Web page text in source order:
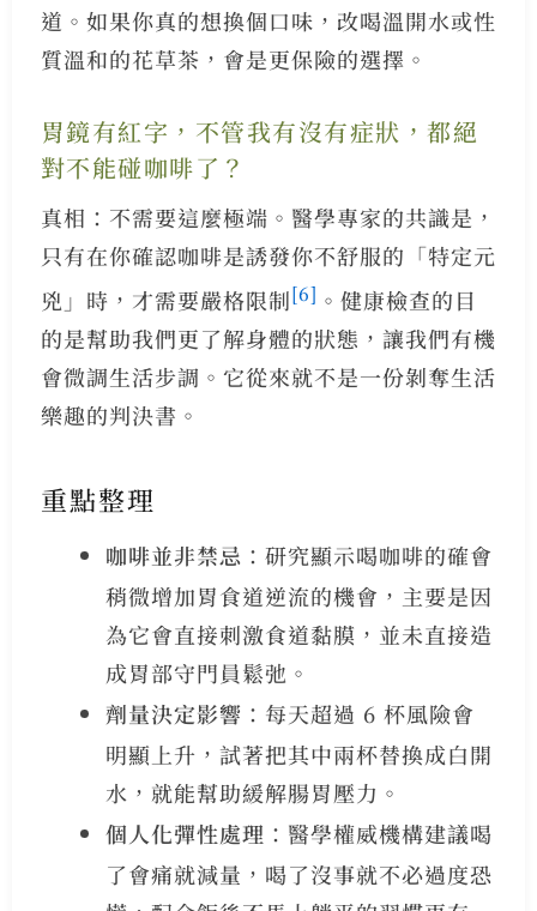
道。如果你真的想換個口味，改喝溫開水或性
質溫和的花草茶，會是更保險的選擇。
胃鏡有紅字，不管我有沒有症狀，都絕
對不能碰咖啡了？
真相：不需要這麼極端。醫學專家的共識是，
只有在你確認咖啡是誘發你不舒服的「特定元
兇」時，才需要嚴格限制[6] 。健康檢查的目
的是幫助我們更了解身體的狀態，讓我們有機
會微調生活步調。它從來就不是一份剝奪生活
樂趣的判決書。
重點整理
咖啡並非禁忌 ：研究顯示喝咖啡的確會
稍微增加胃食道逆流的機會，主要是因
為它會直接刺激食道黏膜，並未直接造
成胃部守門員鬆弛。
劑量決定影響 ：每天超過 6 杯風險會
明顯上升，試著把其中兩杯替換成白開
水，就能幫助緩解腸胃壓力。
個人化彈性處理 ：醫學權威機構建議喝
了會痛就減量，喝了沒事就不必過度恐